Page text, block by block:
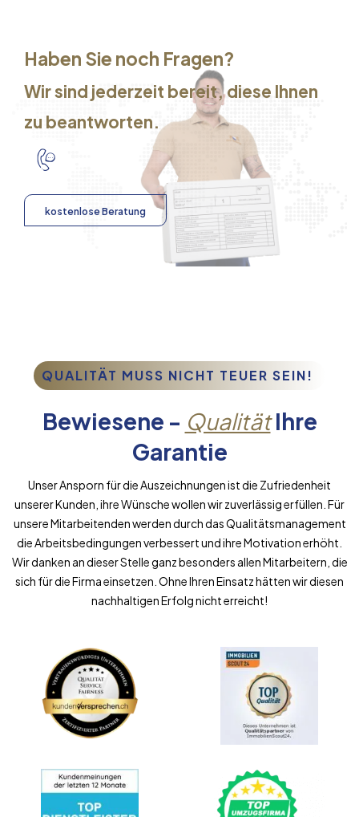
Haben Sie noch Fragen?
Wir sind jederzeit bereit, diese Ihnen
zu beantworten.
kostenlose Beratung
QUALITÄT MUSS NICHT TEUER SEIN!
Bewiesene - QualitätIhre
Garantie
Unser Ansporn für die Auszeichnungen ist die Zufriedenheit
unserer Kunden, ihre Wünsche wollen wir zuverlässig erfüllen. Für
unsere Mitarbeitenden werden durch das Qualitätsmanagement
die Arbeitsbedingungen verbessert und ihre Motivation erhöht.
Wir danken an dieser Stelle ganz besonders allen Mitarbeitern, die
sich für die Firma einsetzen. Ohne Ihren Einsatz hätten wir diesen
nachhaltigen Erfolg nicht erreicht!